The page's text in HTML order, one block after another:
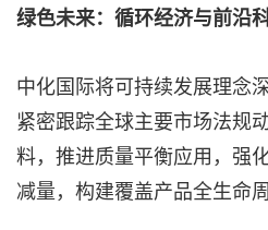
绿色未来：循环经济与前沿
中化国际将可持续发展理念
紧密跟踪全球主要市场法规
料，推进质量平衡应用，强
减量，构建覆盖产品全生命